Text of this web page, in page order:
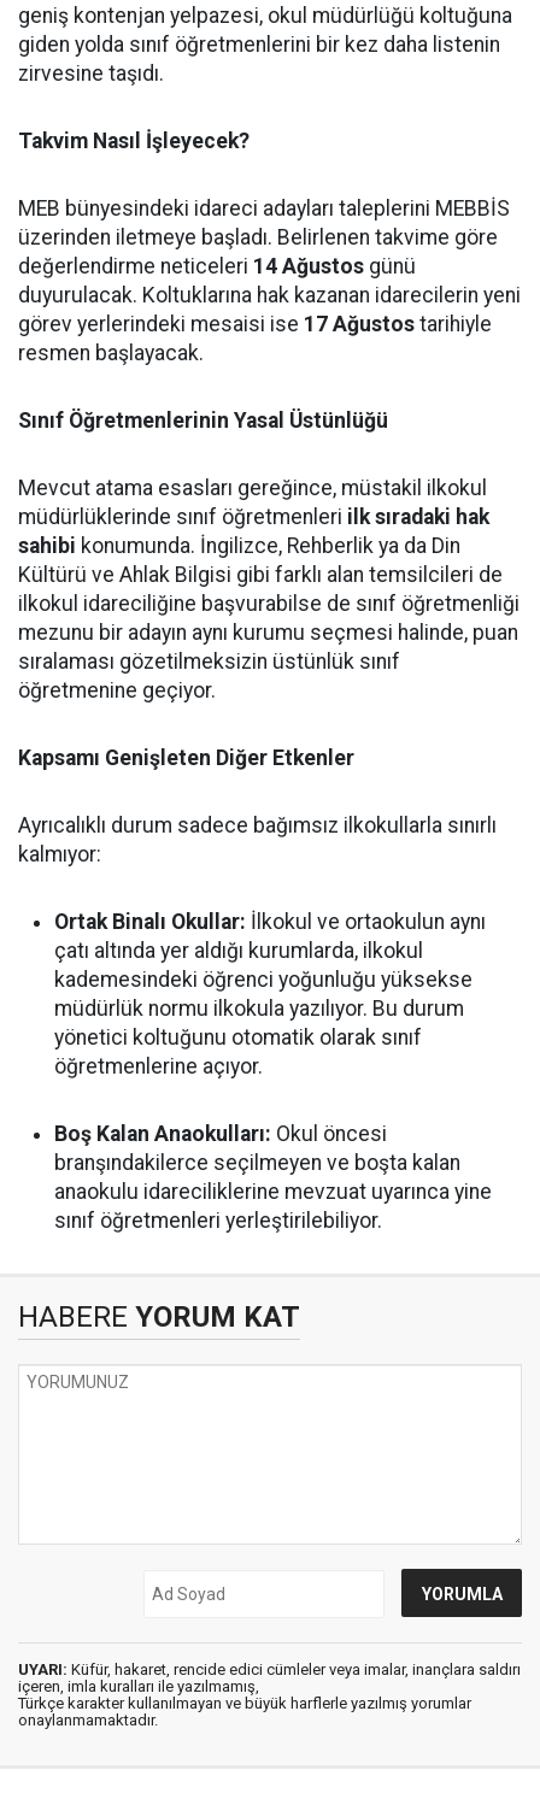
geniş kontenjan yelpazesi, okul müdürlüğü koltuğuna
giden yolda sınıf öğretmenlerini bir kez daha listenin
zirvesine taşıdı.
Takvim Nasıl İşleyecek?
MEB bünyesindeki idareci adayları taleplerini MEBBİS
üzerinden iletmeye başladı. Belirlenen takvime göre
değerlendirme neticeleri 14 Ağustos günü
duyurulacak. Koltuklarına hak kazanan idarecilerin yeni
görev yerlerindeki mesaisi ise 17 Ağustos tarihiyle
resmen başlayacak.
Sınıf Öğretmenlerinin Yasal Üstünlüğü
Mevcut atama esasları gereğince, müstakil ilkokul
müdürlüklerinde sınıf öğretmenleri ilk sıradaki hak
sahibi konumunda. İngilizce, Rehberlik ya da Din
Kültürü ve Ahlak Bilgisi gibi farklı alan temsilcileri de
ilkokul idareciliğine başvurabilse de sınıf öğretmenliği
mezunu bir adayın aynı kurumu seçmesi halinde, puan
sıralaması gözetilmeksizin üstünlük sınıf
öğretmenine geçiyor.
Kapsamı Genişleten Diğer Etkenler
Ayrıcalıklı durum sadece bağımsız ilkokullarla sınırlı
kalmıyor:
Ortak Binalı Okullar: İlkokul ve ortaokulun aynı
çatı altında yer aldığı kurumlarda, ilkokul
kademesindeki öğrenci yoğunluğu yüksekse
müdürlük normu ilkokula yazılıyor. Bu durum
yönetici koltuğunu otomatik olarak sınıf
öğretmenlerine açıyor.
Boş Kalan Anaokulları: Okul öncesi
branşındakilerce seçilmeyen ve boşta kalan
anaokulu idareciliklerine mevzuat uyarınca yine
sınıf öğretmenleri yerleştirilebiliyor.
HABERE YORUM KAT
UYARI: Küfür, hakaret, rencide edici cümleler veya imalar, inançlara saldırı
içeren, imla kuralları ile yazılmamış,
Türkçe karakter kullanılmayan ve büyük harflerle yazılmış yorumlar
onaylanmamaktadır.